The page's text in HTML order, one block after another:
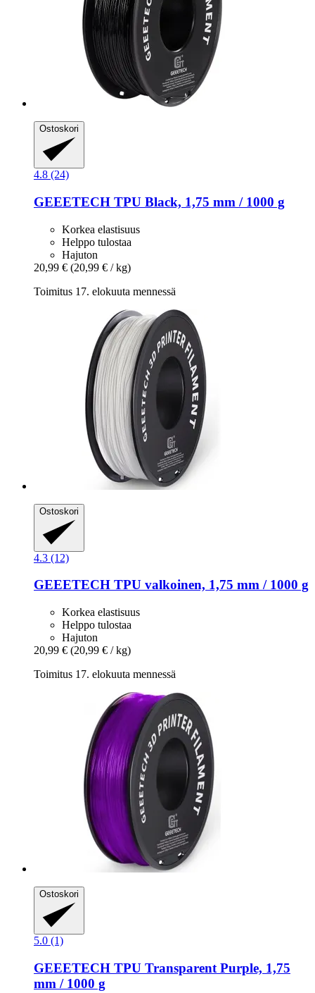
Ostoskori
4.8 (24)
GEEETECH TPU Black, 1,75 mm / 1000 g
Korkea elastisuus
Helppo tulostaa
Hajuton
20,99 € (20,99 € / kg)
Toimitus 17. elokuuta mennessä
Ostoskori
4.3 (12)
GEEETECH TPU valkoinen, 1,75 mm / 1000 g
Korkea elastisuus
Helppo tulostaa
Hajuton
20,99 € (20,99 € / kg)
Toimitus 17. elokuuta mennessä
Ostoskori
5.0 (1)
GEEETECH TPU Transparent Purple, 1,75
mm / 1000 g